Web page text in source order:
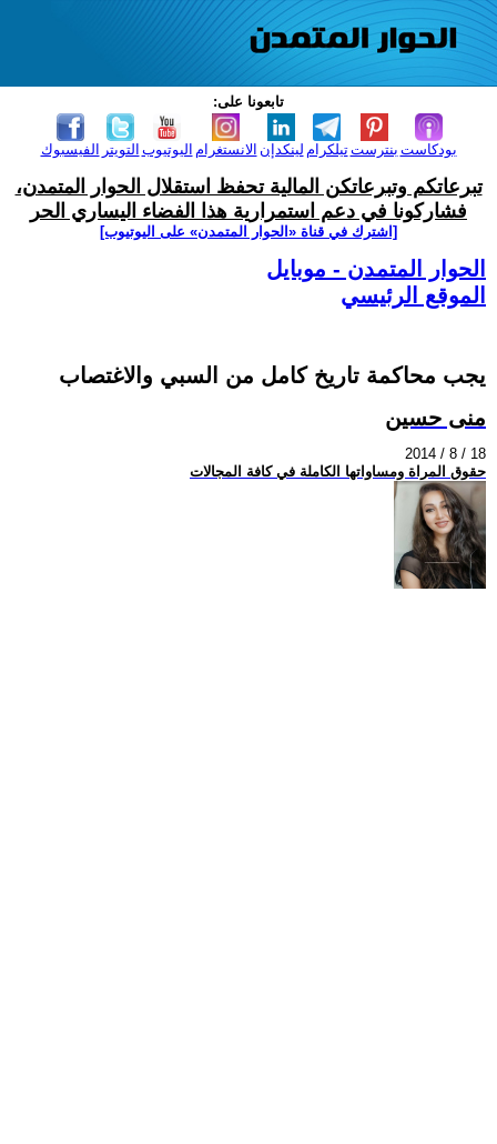
تابعونا على:
الفيسبوك التويتر اليوتيوب الانستغرام لينكدإن تيلكرامبنترست بودكاست
تبرعاتكم وتبرعاتكن المالية تحفظ استقلال الحوار المتمدن،
فشاركونا في دعم استمرارية هذا الفضاء اليساري الحر
[اشترك في قناة ‫«الحوار المتمدن» على اليوتيوب]
الحوار المتمدن - موبايل
الموقع الرئيسي
يجب محاكمة تاريخ كامل من السبي والاغتصاب
منى حسين
2014 / 8 / 18
حقوق المراة ومساواتها الكاملة في كافة المجالات